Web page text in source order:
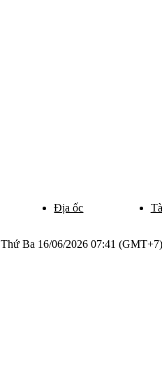
Địa ốc
Thứ Ba 16/06/2026 07:41 (GMT+7)